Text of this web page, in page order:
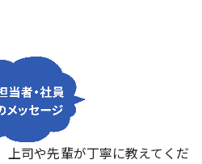
上司や先輩が丁寧に教えてくだ